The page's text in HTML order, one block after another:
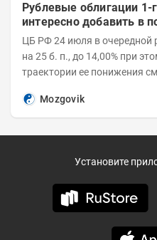
Рублевые облигации 1-
интересно добавить в
ЦБ РФ 24 июля в очередной
на 25 б. п., до 14,00% при
траектории ее понижения
Mozgovik
Установите